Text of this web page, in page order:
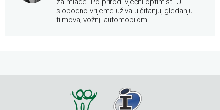
za mlade. Po prirodi vječni optimist. U
slobodno vrijeme uživa u čitanju, gledanju
filmova, vožnji automobilom.